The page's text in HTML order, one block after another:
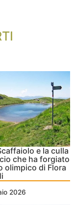
e la culla
che ha forgiato
olimpico di Flora
2026